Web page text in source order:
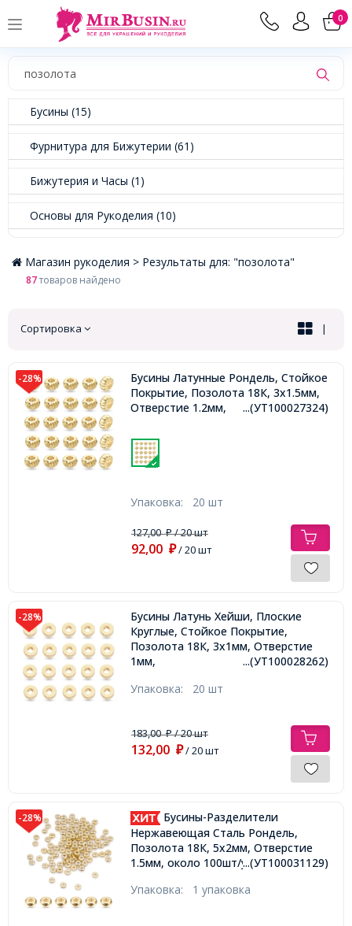
0
Бусины (15)
Фурнитура для Бижутерии (61)
Бижутерия и Часы (1)
Основы для Рукоделия (10)
Магазин рукоделия > Результаты для: "позолота"
87товаров найдено
Сортировка |
-28%
Бусины Латунные Рондель, Стойкое
Покрытие, Позолота 18К, 3х1.5мм,
Отверстие 1.2мм,
...(УТ100027324)
Упаковка: 20 шт
127,00₽/ 20 шт
92,00 ₽/ 20 шт
-28%
Бусины Латунь Хейши, Плоские
Круглые, Стойкое Покрытие,
Позолота 18К, 3х1мм, Отверстие
1мм,
...(УТ100028262)
Упаковка: 20 шт
183,00₽/ 20 шт
132,00 ₽/ 20 шт
-28%
Бусины-Разделители
Нержавеющая Сталь Рондель,
Позолота 18К, 5х2мм, Отверстие
1.5мм, около 100шт/упаковка,
...(УТ100031129)
Упаковка: 1 упаковка